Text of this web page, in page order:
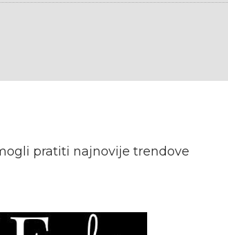
pratiti najnovije trendove